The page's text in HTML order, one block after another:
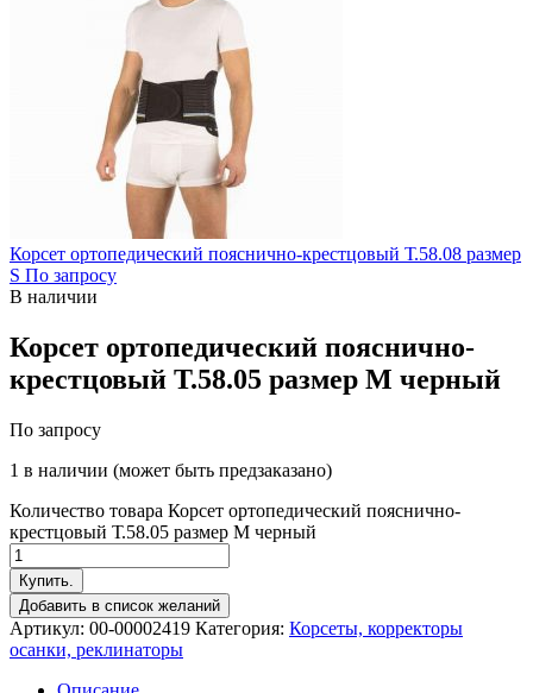
Корсет ортопедический пояснично-крестцовый Т.58.08 размер
S По запросу
В наличии
Корсет ортопедический пояснично-
крестцовый Т.58.05 размер M черный
По запросу
1 в наличии (может быть предзаказано)
Количество товара Корсет ортопедический пояснично-
крестцовый Т.58.05 размер M черный
Купить.
Добавить в список желаний
Артикул: 00-00002419 Категория: Корсеты, корректоры
осанки, реклинаторы